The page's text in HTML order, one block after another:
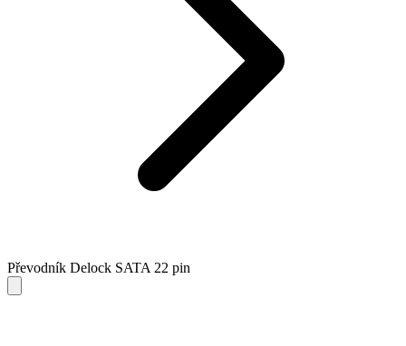
Převodník Delock SATA 22 pin